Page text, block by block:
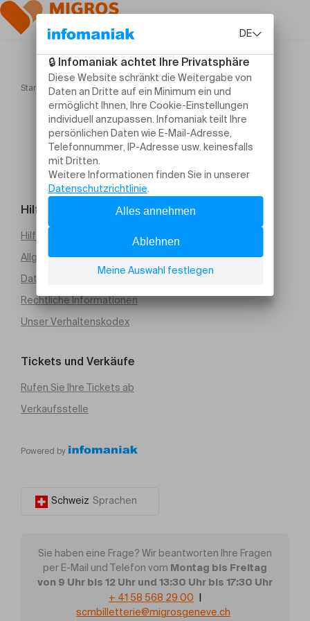
Startseite Blønd and Blönd and Blónd "DØMÅJ "
Hilfe und Kontakt
Hilfe erforderlich
Allgemeine Verkaufsbedingungen (PDF)
Datenschutz
Rechtliche Informationen
Unser Verhaltenskodex
Tickets und Verkäufe
Rufen Sie Ihre Tickets ab
Verkaufsstelle
Powered by
Schweiz Sprachen
Sie haben eine Frage? Wir beantworten Ihre Fragen
per E-Mail und Telefon vom Montag bis Freitag
von 9 Uhr bis 12 Uhr und 13:30 Uhr bis 17:30 Uhr
+ 41 58 568 29 00
scmbilletterie@migrosgeneve.ch